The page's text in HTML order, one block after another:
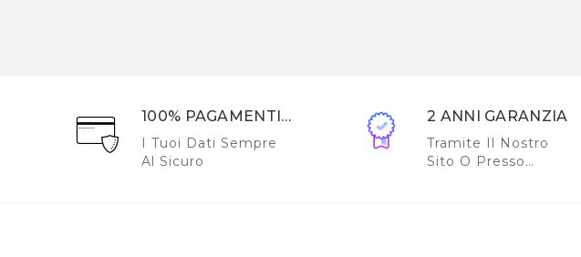
100% PAGAMENTI
SICURI
I Tuoi Dati Sempre
Al Sicuro
2 ANNI GARANZIA
Tramite Il Nostro
Sito O Presso